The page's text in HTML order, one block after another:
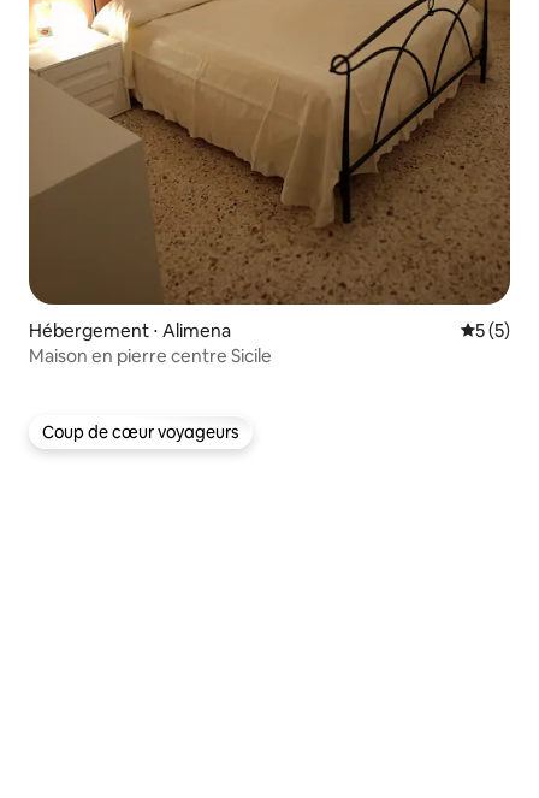
Hébergement ⋅ Alimena
5 (5)
Maison en pierre centre Sicile
Coup de cœur voyageurs
Coup de cœur voyageurs